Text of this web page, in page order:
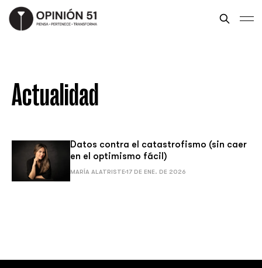
Actualidad
Datos contra el catastrofismo (sin caer
en el optimismo fácil)
MARÍA ALATRISTE 17 DE ENE. DE 2026